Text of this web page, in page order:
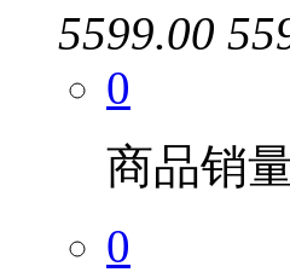
5599.00
0
商品销
0